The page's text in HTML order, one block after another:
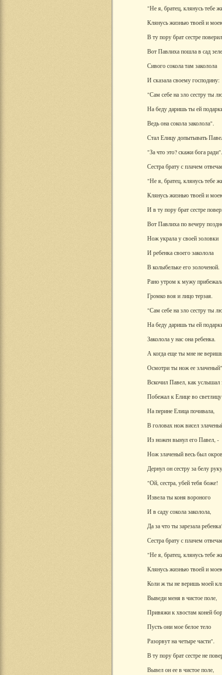
"Не я, братец, клянусь тебе
Клянусь жизнью твоей и
В ту пору брат сестре
Вот Павлиха пошла в сад
Сивого сокола там заколола
И сказала своему господину:
"Сам себе на зло сестру ты
На беду даришь ты ей
Ведь она сокола заколола".
Стал Елицу допытывать
"За что это? скажи бога ради".
Сестра брату с плачем
"Не я, братец, клянусь тебе
Клянусь жизнью твоей и
И в ту пору брат сестре
Вот Павлиха по вечеру
Нож украла у своей золовки
И ребенка своего заколола
В колыбельке его золоченой.
Рано утром к мужу
Громко воя и лицо терзая.
"Сам себе на зло сестру ты
На беду даришь ты ей
Заколола у нас она ребенка.
А когда еще ты мне не
Осмотри ты нож ее
Вскочил Павел, как услышал
Побежал к Елице во
На перине Елица почивала,
В головах нож висел
Из ножен вынул его Павел, -
Нож злаченый весь был
Дернул он сестру за белу
"Ой, сестра, убей тебя боже!
Извела ты коня вороного
И в саду сокола заколола,
Да за что ты зарезала
Сестра брату с плачем
"Не я, братец, клянусь тебе
Клянусь жизнью твоей и
Коли ж ты не веришь моей
Выведи меня в чистое поле,
Привяжи к хвостам коней
Пусть они мое белое тело
Разорвут на четыре части".
В ту пору брат сестре не
Вывел он ее в чистое поле,